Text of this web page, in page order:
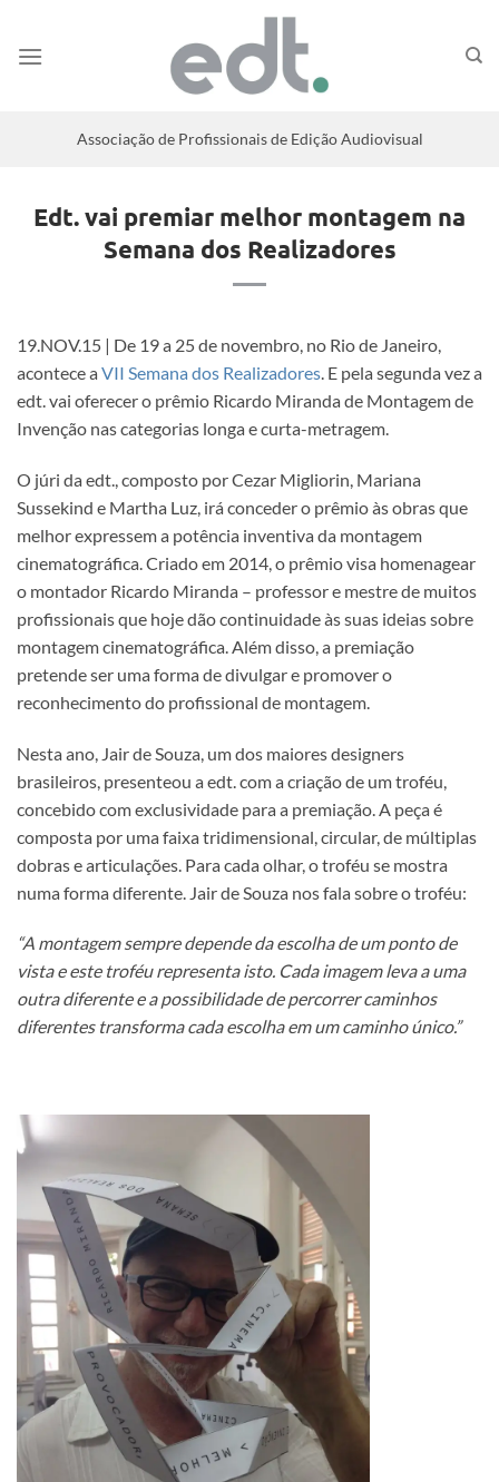
Associação de Profissionais de Edição Audiovisual
Edt. vai premiar melhor montagem na
Semana dos Realizadores
19.NOV.15 | De 19 a 25 de novembro, no Rio de Janeiro,
acontece a VII Semana dos Realizadores. E pela segunda vez a
edt. vai oferecer o prêmio Ricardo Miranda de Montagem de
Invenção nas categorias longa e curta-metragem.
O júri da edt., composto por Cezar Migliorin, Mariana
Sussekind e Martha Luz, irá conceder o prêmio às obras que
melhor expressem a potência inventiva da montagem
cinematográfica. Criado em 2014, o prêmio visa homenagear
o montador Ricardo Miranda – professor e mestre de muitos
profissionais que hoje dão continuidade às suas ideias sobre
montagem cinematográfica. Além disso, a premiação
pretende ser uma forma de divulgar e promover o
reconhecimento do profissional de montagem.
Nesta ano, Jair de Souza, um dos maiores designers
brasileiros, presenteou a edt. com a criação de um troféu,
concebido com exclusividade para a premiação. A peça é
composta por uma faixa tridimensional, circular, de múltiplas
dobras e articulações. Para cada olhar, o troféu se mostra
numa forma diferente. Jair de Souza nos fala sobre o troféu:
“A montagem sempre depende da escolha de um ponto de
vista e este troféu representa isto. Cada imagem leva a uma
outra diferente e a possibilidade de percorrer caminhos
diferentes transforma cada escolha em um caminho único.”